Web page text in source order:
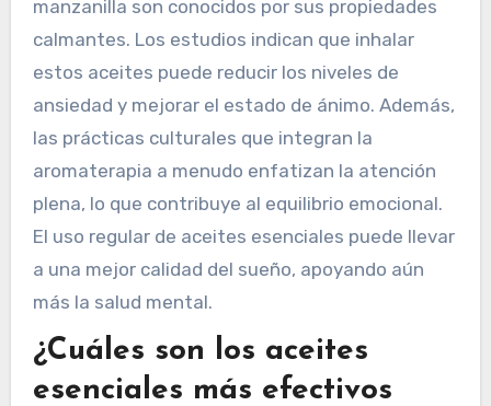
bienestar mental?
La aromaterapia puede mejorar
significativamente el bienestar mental al
promover la relajación y reducir el estrés.
Aceites esenciales como la lavanda y la
manzanilla son conocidos por sus propiedades
calmantes. Los estudios indican que inhalar
estos aceites puede reducir los niveles de
ansiedad y mejorar el estado de ánimo. Además,
aromaterapia a menudo enfatizan la atención
plena, lo que contribuye al equilibrio emocional.